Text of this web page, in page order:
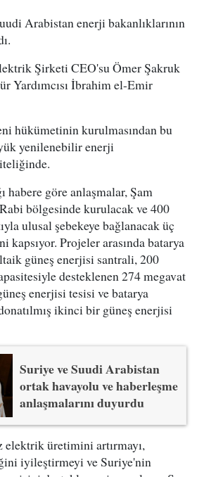
Arabistan enerji bakanlıklarının
Şirketi CEO'su Ömer Şakruk
Yardımcısı İbrahim el-Emir
hükümetinin kurulmasından bu
yenilenebilir enerji
habere göre anlaşmalar, Şam
bölgesinde kurulacak ve 400
ulusal şebekeye bağlanacak üç
kapsıyor. Projeler arasında batarya
güneş enerjisi santrali, 200
desteklenen 274 megavat
enerjisi tesisi ve batarya
ikinci bir güneş enerjisi
Suriye ve Suudi Arabistan
ortak havayolu ve haberleşme
anlaşmalarını duyurdu
üretimini artırmayı,
iyileştirmeyi ve Suriye'nin